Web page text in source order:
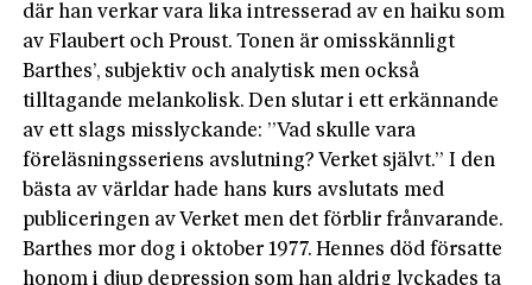
där han verkar vara lika intresserad av en haiku som
av Flaubert och Proust. Tonen är omisskännligt
Barthes’, subjektiv och analytisk men också
tilltagande melankolisk. Den slutar i ett erkännande
av ett slags misslyckande: ”Vad skulle vara
föreläsningsseriens avslutning? Verket självt.” I den
bästa av världar hade hans kurs avslutats med
publiceringen av Verket men det förblir frånvarande.
Barthes mor dog i oktober 1977. Hennes död försatte
honom i djup depression som han aldrig lyckades ta